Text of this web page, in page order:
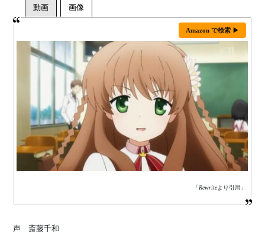
Amazon で検索 ▶
「Rewriteより引用」
声 斎藤千和